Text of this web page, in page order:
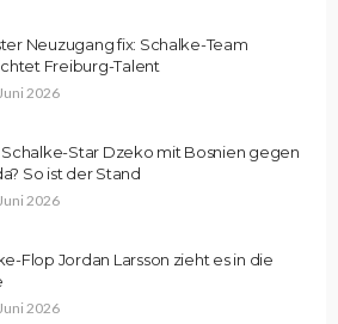
Neuzugang fix: Schalke-Team
Freiburg-Talent
2026
Star Dzeko mit Bosnien gegen
So ist der Stand
2026
Flop Jordan Larsson zieht es in die
2026